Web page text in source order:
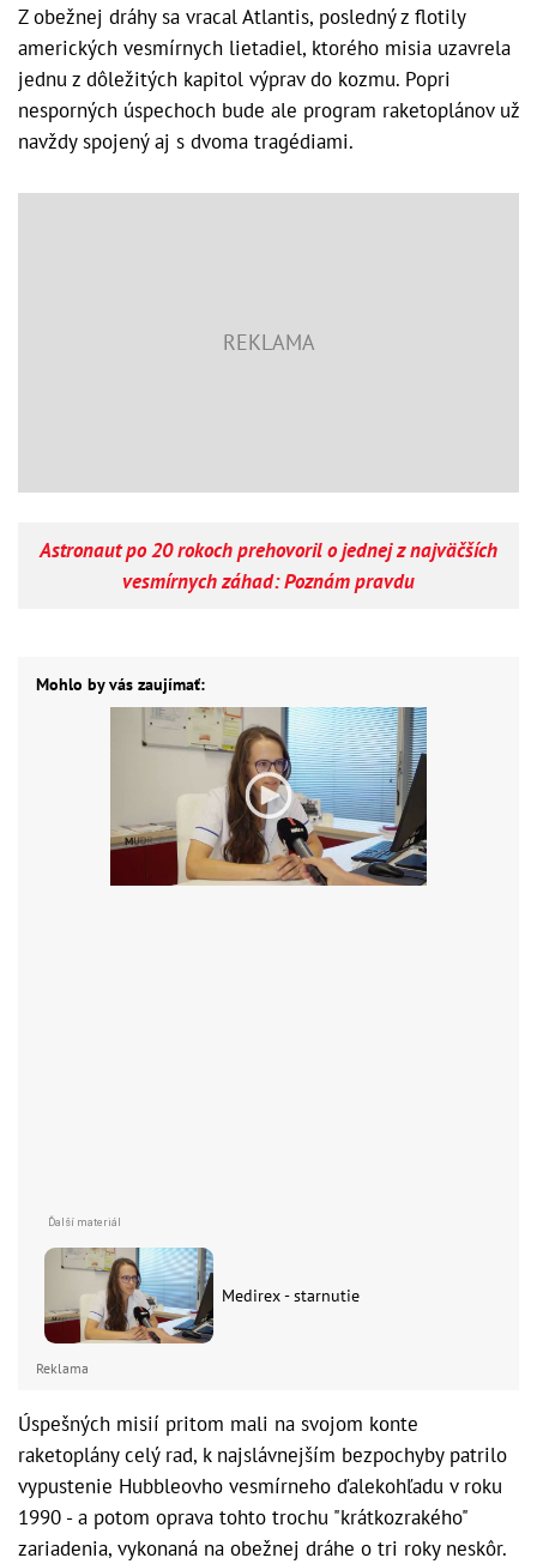
Z obežnej dráhy sa vracal Atlantis, posledný z flotily
amerických vesmírnych lietadiel, ktorého misia uzavrela
jednu z dôležitých kapitol výprav do kozmu. Popri
nesporných úspechoch bude ale program raketoplánov už
navždy spojený aj s dvoma tragédiami.
Astronaut po 20 rokoch prehovoril o jednej z najväčších
vesmírnych záhad: Poznám pravdu
Mohlo by vás zaujímať:
Medirex - starnutie
Reklama
Úspešných misií pritom mali na svojom konte
raketoplány celý rad, k najslávnejším bezpochyby patrilo
vypustenie Hubbleovho vesmírneho ďalekohľadu v roku
1990 - a potom oprava tohto trochu "krátkozrakého"
zariadenia, vykonaná na obežnej dráhe o tri roky neskôr.